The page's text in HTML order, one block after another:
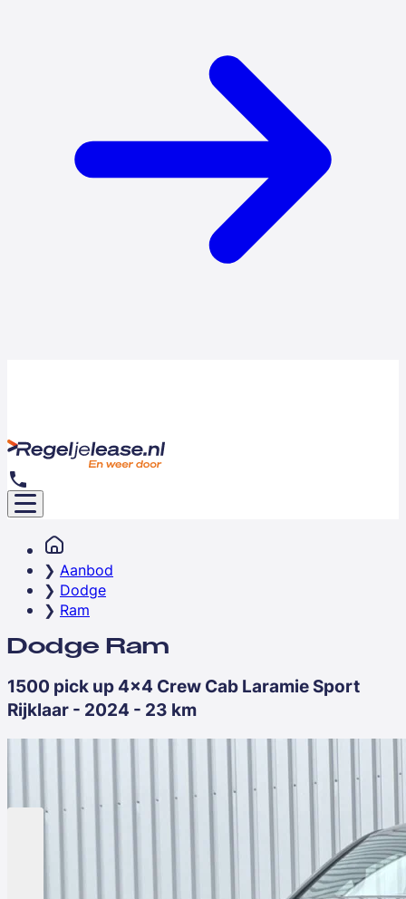
Aanbod
Dodge
Ram
Dodge Ram
1500 pick up 4x4 Crew Cab Laramie Sport
Rijklaar - 2024 - 23 km